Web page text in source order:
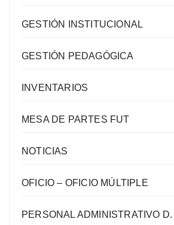
GESTIÓN INSTITUCIONAL
GESTIÓN PEDAGÓGICA
INVENTARIOS
MESA DE PARTES FUT
NOTICIAS
OFICIO – OFICIO MÚLTIPLE
PERSONAL ADMINISTRATIVO